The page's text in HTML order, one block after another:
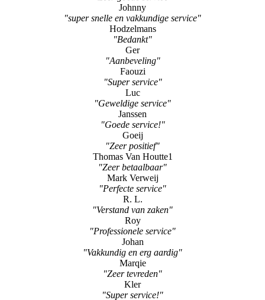
Johnny
"super snelle en vakkundige service"
Hodzelmans
"Bedankt"
Ger
"Aanbeveling"
Faouzi
"Super service"
Luc
"Geweldige service"
Janssen
"Goede service!"
Goeij
"Zeer positief"
Thomas Van Houtte1
"Zeer betaalbaar"
Mark Verweij
"Perfecte service"
R. L.
"Verstand van zaken"
Roy
"Professionele service"
Johan
"Vakkundig en erg aardig"
Marqie
"Zeer tevreden"
Kler
"Super service!"